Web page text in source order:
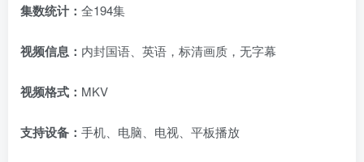
集数统计： 全194集
视频信息： 内封国语、英语，标清画质，无字幕
视频格式： MKV
支持设备： 手机、电脑、电视、平板播放